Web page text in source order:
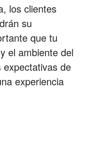
los clientes
su
que tu
el ambiente del
de
experiencia